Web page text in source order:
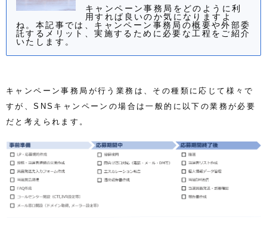
キャンペーン事務局をどのように利
用すれば良いのか気になりますよ
ね。本記事では、キャンペーン事務局の概要や外部委
託するメリット、実施するために必要な工程をご紹介
いたします。
キャンペーン事務局が行う業務は、その種類に応じて様々で
すが、SNSキャンペーンの場合は一般的に以下の業務が必要
だと考えられます。